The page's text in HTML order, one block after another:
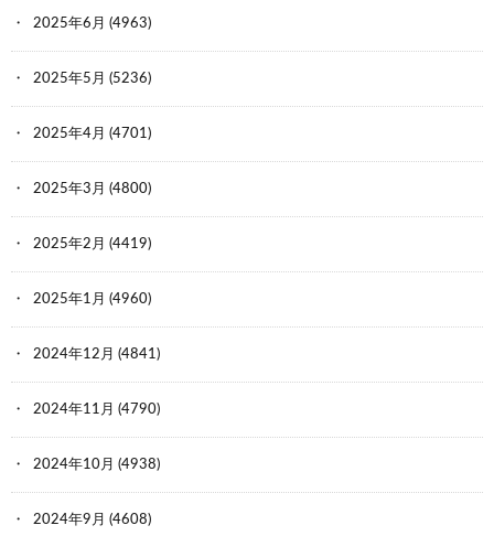
2025年6月 (4963)
2025年5月 (5236)
2025年4月 (4701)
2025年3月 (4800)
2025年2月 (4419)
2025年1月 (4960)
2024年12月 (4841)
2024年11月 (4790)
2024年10月 (4938)
2024年9月 (4608)